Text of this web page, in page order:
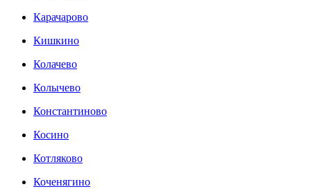
Карачарово
Кишкино
Колачево
Колычево
Константиново
Косино
Котляково
Коченягино